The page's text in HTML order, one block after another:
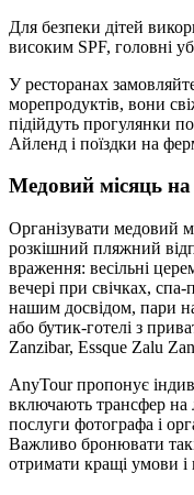
Для безпеки дітей
високим SPF, головні
У ресторанах
морепродуктів, вони
підійдуть прогулянки
Айленд і поїздки на
Медовий місяць на
Організувати медовий
розкішний пляжний
враження: весільні
вечері при свічках, спа-
нашим досвідом, пари
або бутик-готелі з
Zanzibar, Essque Zalu
AnyTour пропонує
включають трансфер на
послуги фотографа і
Важливо бронювати такі
отримати кращі умови і